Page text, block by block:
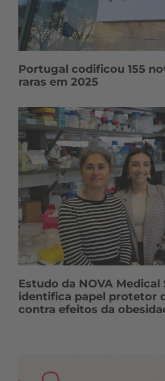
Portugal codificou 155
raras em 2025
Estudo da NOVA Medical
identifica papel protetor
contra efeitos da